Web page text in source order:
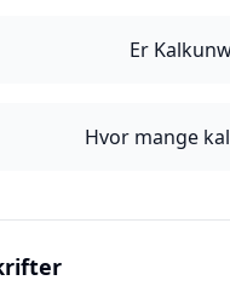
Er
Hvor mange